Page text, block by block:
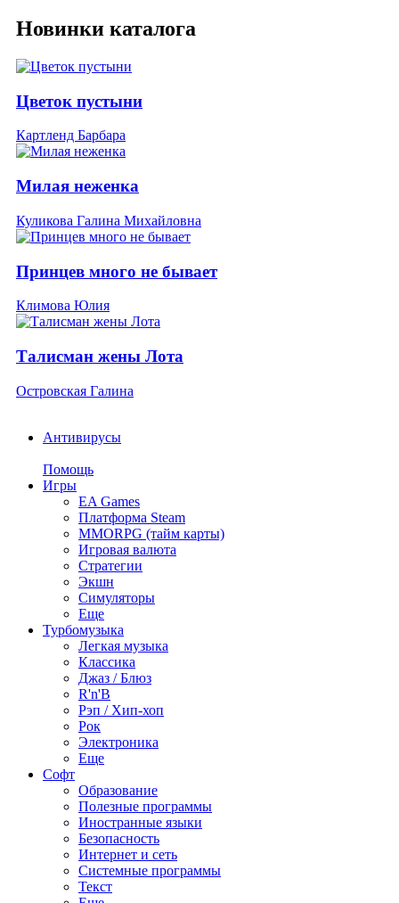
Новинки каталога
Цветок пустыни
Картленд Барбара
Милая неженка
Куликова Галина Михайловна
Принцев много не бывает
Климова Юлия
Талисман жены Лота
Островская Галина
Антивирусы
Помощь
Игры
EA Games
Платформа Steam
MMORPG (тайм карты)
Игровая валюта
Стратегии
Экшн
Симуляторы
Еще
Турбомузыка
Легкая музыка
Классика
Джаз / Блюз
R'n'B
Рэп / Хип-хоп
Рок
Электроника
Еще
Софт
Образование
Полезные программы
Иностранные языки
Безопасность
Интернет и сеть
Системные программы
Текст